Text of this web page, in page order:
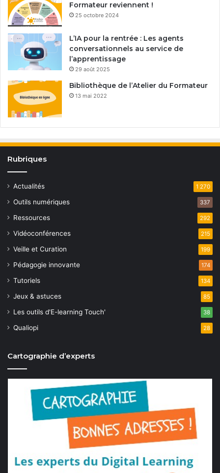
Formateur reviennent !
25 octobre 2024
L’IA pour la rentrée : Les agents
conversationnels au service de
l’apprentissage
29 août 2025
Bibliothèque de l’Atelier du Formateur
13 mai 2022
Rubriques
Actualités 1 270
Outils numériques 337
Ressources 292
Vidéoconférences 215
Veille et Curation 199
Pédagogie innovante 174
Tutoriels 134
Jeux & astuces 85
Les outils d'E-learning Touch' 38
Qualiopi 28
Cartographie d’experts